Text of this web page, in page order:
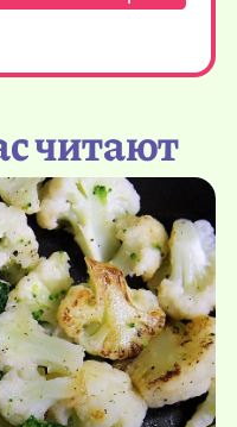
читают